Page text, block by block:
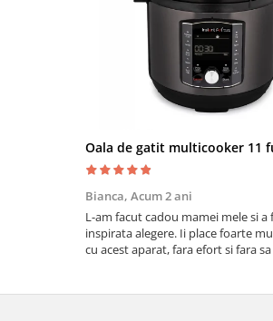
Bianca, Acum 2 ani
L-am facut cadou mamei mele si a
inspirata alegere. Ii place foarte
cu acest aparat, fara efort si fara